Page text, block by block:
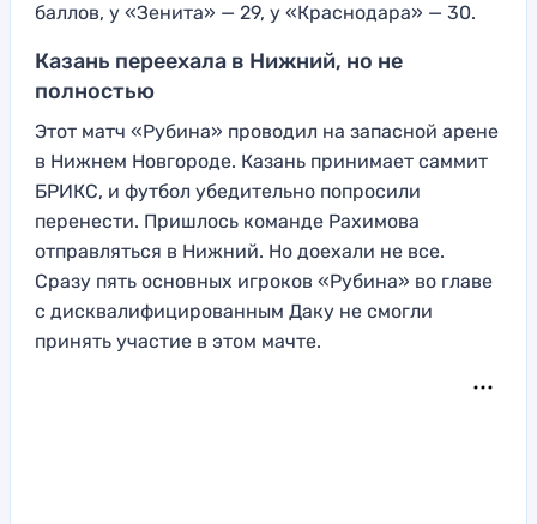
баллов, у «Зенита» — 29, у «Краснодара» — 30.
Казань переехала в Нижний, но не
полностью
Этот матч «Рубина» проводил на запасной арене
в Нижнем Новгороде. Казань принимает саммит
БРИКС, и футбол убедительно попросили
перенести. Пришлось команде Рахимова
отправляться в Нижний. Но доехали не все.
Сразу пять основных игроков «Рубина» во главе
с дисквалифицированным Даку не смогли
принять участие в этом мачте.